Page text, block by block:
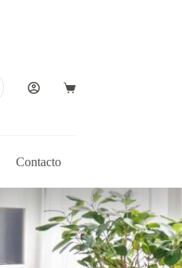
Contacto